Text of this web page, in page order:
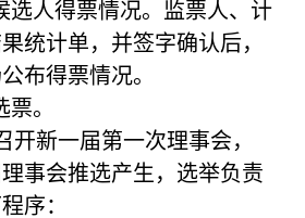
选人得票情况。监票人、计
统计单，并签字确认后，
布得票情况。
票。
开新一届第一次理事会，
事会推选产生，选举负责
序：